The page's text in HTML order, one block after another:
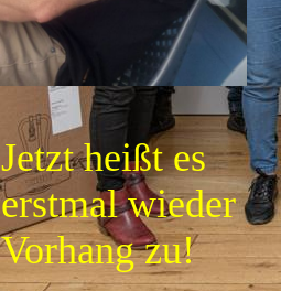
Jetzt heißt es
erstmal wieder
Vorhang zu!